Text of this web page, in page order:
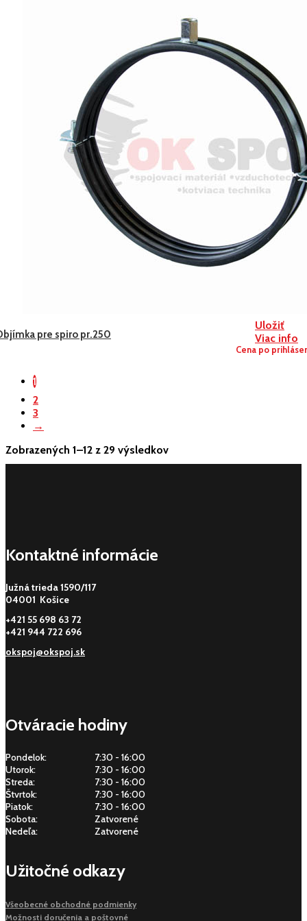
Uložiť
Viac info
pre spiro pr.250
Cena po
1
2
3
→
Zobrazených 1–12 z 29 výsledkov
Kontaktné informácie
Južná trieda 1590/117
04001 Košice
+421 55 698 63 72
+421 944 722 696
okspoj@okspoj.sk
Otváracie hodiny
Pondelok:
7:30 - 16:00
Utorok:
7:30 - 16:00
Streda:
7:30 - 16:00
Štvrtok:
7:30 - 16:00
Piatok:
7:30 - 16:00
Sobota:
Zatvorené
Nedeľa:
Zatvorené
Užitočné odkazy
Všeobecné obchodné podmienky
Možnosti doručenia a poštovné